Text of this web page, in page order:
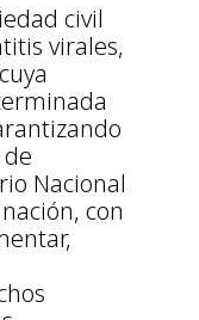
civil
virales,
Nacional
con